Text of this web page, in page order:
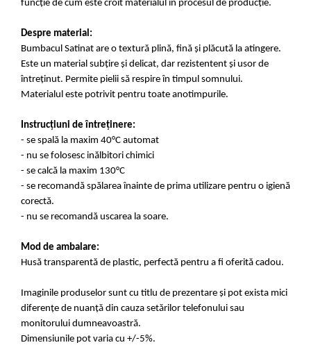
funcție de cum este croit materialul în procesul de producție.
Despre material:
Bumbacul Satinat are o textură plină, fină și plăcută la atingere.
Este un material subțire și delicat, dar rezistentent și usor de
întreținut. Permite pielii să respire în timpul somnului.
Materialul este potrivit pentru toate anotimpurile.
Instrucțiuni de întreținere:
- se spală la maxim 40°C automat
- nu se folosesc inălbitori chimici
- se calcă la maxim 130°C
- se recomandă spălarea înainte de prima utilizare pentru o igienă
corectă.
- nu se recomandă uscarea la soare.
Mod de ambalare:
Husă transparentă de plastic, perfectă pentru a fi oferită cadou.
Imaginile produselor sunt cu titlu de prezentare și pot exista mici
diferențe de nuanță din cauza setărilor telefonului sau
monitorului dumneavoastră.
Dimensiunile pot varia cu +/-5%.